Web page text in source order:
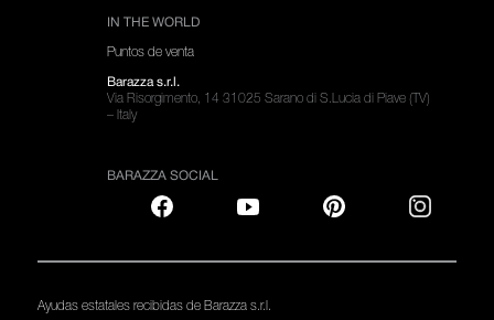
IN THE WORLD
Puntos de venta
Barazza s.r.l.
Via Risorgimento, 14 31025 Sarano di S.Lucia di Piave (TV)
– Italy
BARAZZA SOCIAL
Ayudas estatales recibidas de Barazza s.r.l.